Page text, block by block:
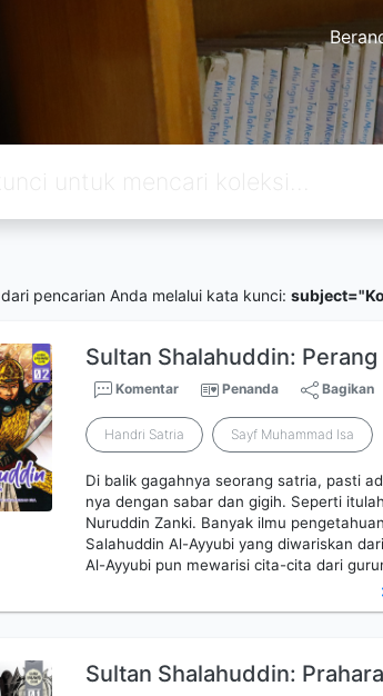
dari pencarian Anda melalui kata kunci:
Sultan Shalahuddin:
Komentar Penanda Bagikan
Handri Satria Sayf Muhammad Isa
Di balik gagahnya seorang satria, pasti
nya dengan sabar dan gigih. Seperti
Nuruddin Zanki. Banyak ilmu
Salahuddin Al-Ayyubi yang diwariskan
Al-Ayyubi pun mewarisi cita-cita dari
Sultan Shalahuddin: